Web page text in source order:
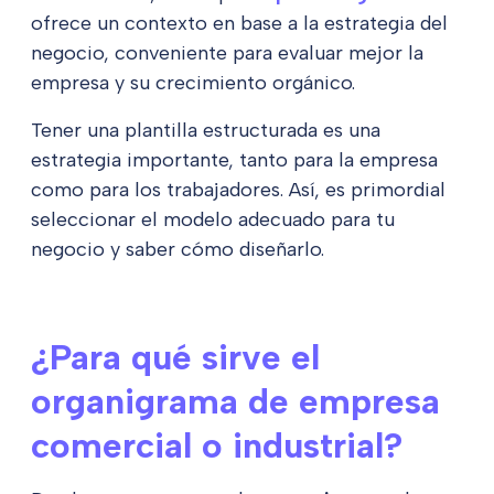
ofrece un contexto en base a la estrategia del
negocio, conveniente para evaluar mejor la
empresa y su crecimiento orgánico.
Tener una plantilla estructurada es una
estrategia importante, tanto para la empresa
como para los trabajadores. Así, es primordial
seleccionar el modelo adecuado para tu
negocio y saber cómo diseñarlo.
¿Para qué sirve el
organigrama de empresa
comercial o industrial?